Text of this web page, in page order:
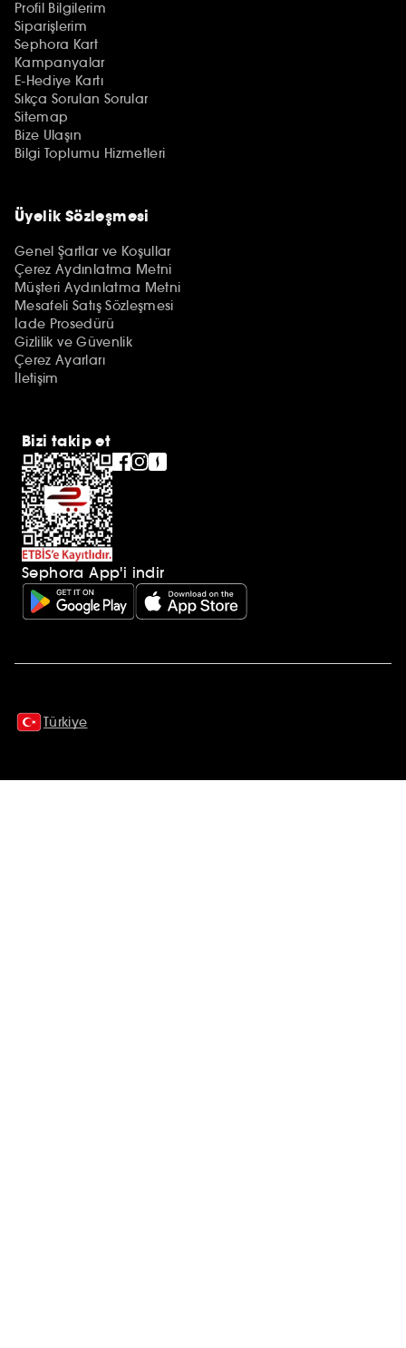
Profil Bilgilerim
Siparişlerim
Sephora Kart
Kampanyalar
E-Hediye Kartı
Sıkça Sorulan Sorular
Sitemap
Bize Ulaşın
Bilgi Toplumu Hizmetleri
Üyelik Sözleşmesi
Genel Şartlar ve Koşullar
Çerez Aydınlatma Metni
Müşteri Aydınlatma Metni
Mesafeli Satış Sözleşmesi
İade Prosedürü
Gizlilik ve Güvenlik
Çerez Ayarları
İletişim
Bizi takip et
Sephora App'i indir
Türkiye